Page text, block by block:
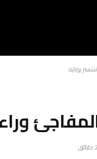
يونايتد
2 دقائق